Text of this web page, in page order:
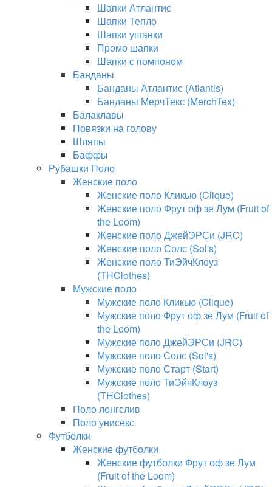
Шапки Атлантис
Шапки Тепло
Шапки ушанки
Промо шапки
Шапки с помпоном
Банданы
Банданы Атлантис (Atlantis)
Банданы МерчТекс (MerchTex)
Балаклавы
Повязки на голову
Шляпы
Баффы
Рубашки Поло
Женские поло
Женские поло Кликью (Clique)
Женские поло Фрут оф зе Лум (Fruit of
the Loom)
Женские поло ДжейЭРСи (JRC)
Женские поло Солс (Sol's)
Женские поло ТиЭйчКлоуз
(THClothes)
Мужские поло
Мужские поло Кликью (Clique)
Мужские поло Фрут оф зе Лум (Fruit of
the Loom)
Мужские поло ДжейЭРСи (JRC)
Мужские поло Солс (Sol's)
Мужские поло Старт (Start)
Мужские поло ТиЭйчКлоуз
(THClothes)
Поло лонгслив
Поло унисекс
Футболки
Женские футболки
Женские футболки Фрут оф зе Лум
(Fruit of the Loom)